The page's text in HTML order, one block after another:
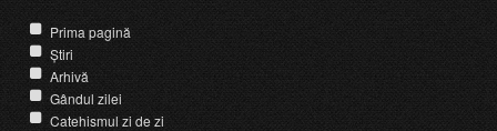
Prima pagină
Știri
Arhivă
Gândul zilei
Catehismul zi de zi